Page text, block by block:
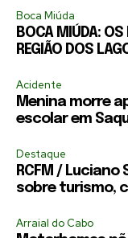
Boca Miúda
BOCA MIÚDA: OS
REGIÃO DOS
Acidente
Menina morre
escolar em
Destaque
RCFM /
sobre turismo,
Arraial do Cabo